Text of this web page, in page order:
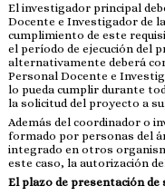
El investigador principal
Docente e Investigador de
cumplimiento de este
el período de ejecución del
alternativamente deberá
Personal Docente e
lo pueda cumplir durante
la solicitud del proyecto a
Además del coordinador o
formado por personas del
integrado en otros
este caso, la autorización
El plazo de presentación de